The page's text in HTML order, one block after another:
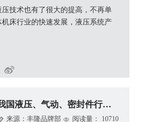
技术也有了很大的提高，不再单
床行业的快速发展，液压系统产
国液压、气动、密封件行业发展概况
来源：丰隆品牌部 阅读量： 10710